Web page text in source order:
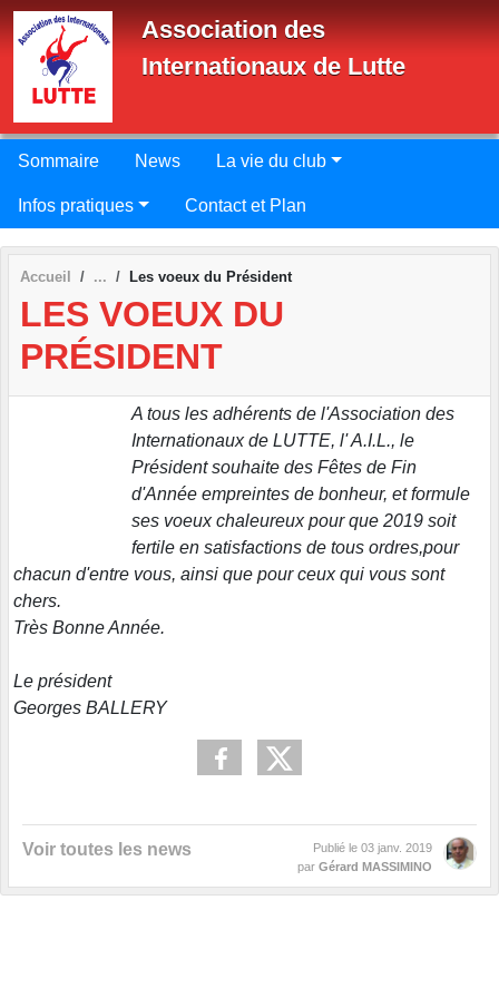
Association des
Internationaux de Lutte
Sommaire News La vie du club
Infos pratiques Contact et Plan
Accueil Les voeux du Président
LES VOEUX DU
PRÉSIDENT
A tous les adhérents de l'Association des
Internationaux de LUTTE, l' A.I.L., le
Président souhaite des Fêtes de Fin
d'Année empreintes de bonheur, et formule
ses voeux chaleureux pour que 2019 soit
fertile en satisfactions de tous ordres,pour
chacun d'entre vous, ainsi que pour ceux qui vous sont
chers.
Très Bonne Année.
Le président
Georges BALLERY
Voir toutes les news Publié le 03 janv. 2019
par Gérard MASSIMINO
Panneau de gestion des cookies